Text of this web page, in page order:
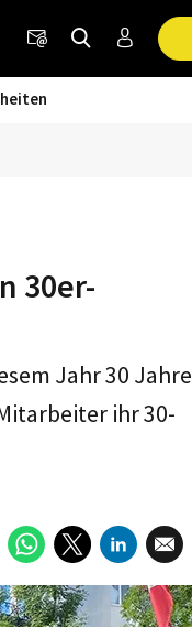
30er-
Jahr 30 Jahre
ihr 30-